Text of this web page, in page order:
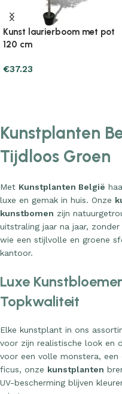
Kunst laurierboom met pot
120 cm
Kunstplanten
Tijdloos Groen
luxe en gemak in huis. Onze
kunstbomenzijn
uitstraling jaar na jaar,
wie een stijlvolle en groene
kantoor.
Luxe
Topkwaliteit
voor zijn realistische look en
voor een volle monstera, een
ficus, onzekunstplanten
UV-bescherming blijven
ruimtes.